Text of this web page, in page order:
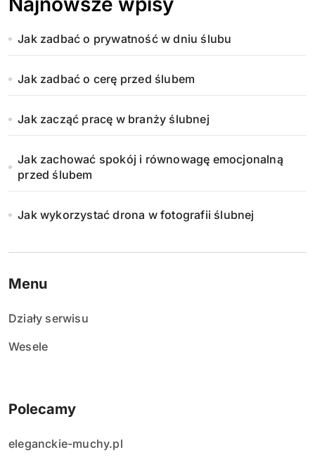
Jak zadbać o prywatność w dniu ślubu
Jak zadbać o cerę przed ślubem
Jak zacząć pracę w branży ślubnej
Jak zachować spokój i równowagę emocjonalną
przed ślubem
Jak wykorzystać drona w fotografii ślubnej
Menu
Działy serwisu
Wesele
Polecamy
eleganckie-muchy.pl